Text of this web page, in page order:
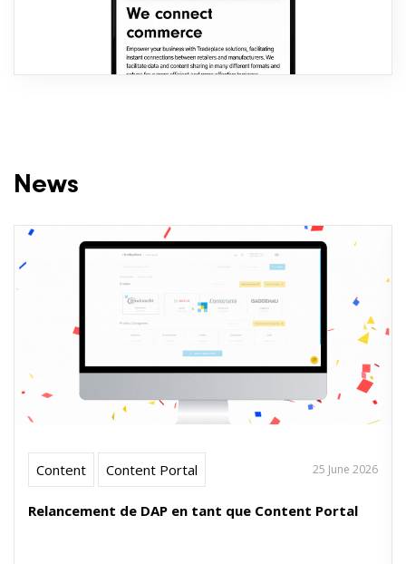
News
Content Content Portal 25 June 2026
Relancement de DAP en tant que Content Portal